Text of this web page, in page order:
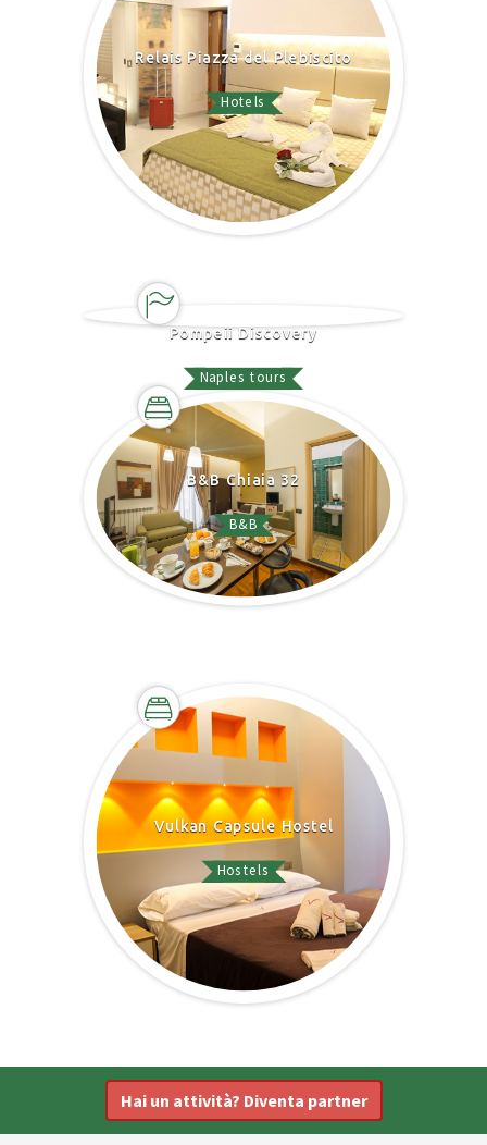
Relais Piazza del Plebiscito
Hotels
Pompeii Discovery
Naples tours
B&B Chiaia 32
B&B
Vulkan Capsule Hostel
Hostels
Hai un attività? Diventa partner